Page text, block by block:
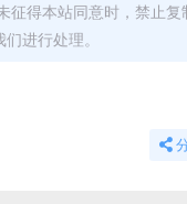
得本站同意时，禁止
进行处理。